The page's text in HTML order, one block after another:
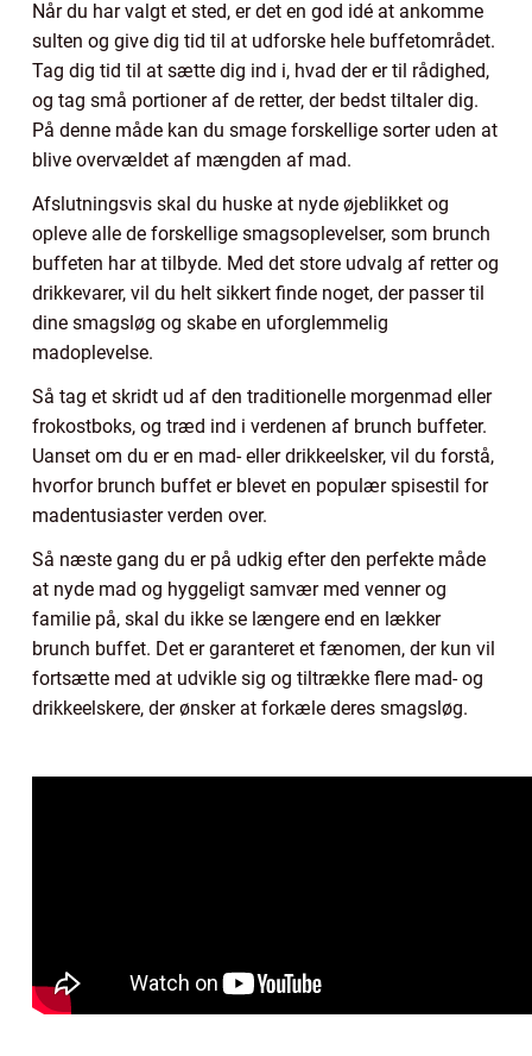
Når du har valgt et sted, er det en god idé at ankomme
sulten og give dig tid til at udforske hele buffetområdet.
Tag dig tid til at sætte dig ind i, hvad der er til rådighed,
og tag små portioner af de retter, der bedst tiltaler dig.
På denne måde kan du smage forskellige sorter uden at
blive overvældet af mængden af mad.
Afslutningsvis skal du huske at nyde øjeblikket og
opleve alle de forskellige smagsoplevelser, som brunch
buffeten har at tilbyde. Med det store udvalg af retter og
drikkevarer, vil du helt sikkert finde noget, der passer til
dine smagsløg og skabe en uforglemmelig
madoplevelse.
Så tag et skridt ud af den traditionelle morgenmad eller
frokostboks, og træd ind i verdenen af brunch buffeter.
Uanset om du er en mad- eller drikkeelsker, vil du forstå,
hvorfor brunch buffet er blevet en populær spisestil for
madentusiaster verden over.
Så næste gang du er på udkig efter den perfekte måde
at nyde mad og hyggeligt samvær med venner og
familie på, skal du ikke se længere end en lækker
brunch buffet. Det er garanteret et fænomen, der kun vil
fortsætte med at udvikle sig og tiltrække flere mad- og
drikkeelskere, der ønsker at forkæle deres smagsløg.